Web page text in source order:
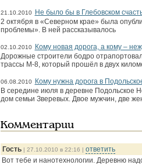
21.10.2010
Не было бы в Глебовском
2 октября в «Северном крае» была
проблемы». В ней рассказывалось
02.10.2010
Кому новая дорога, а кому –
Дорожные строители бодро
трассы М-8, который прошёл в двух
06.08.2010
Кому нужна дорога в
В середине июля в деревне Подольское
дом семьи Зверевых. Двое мужчин, две
Комментарии
Гость| 27.10.2010 в 22:16 | ответить
Вот тебе и нанотехнологии. Деревню